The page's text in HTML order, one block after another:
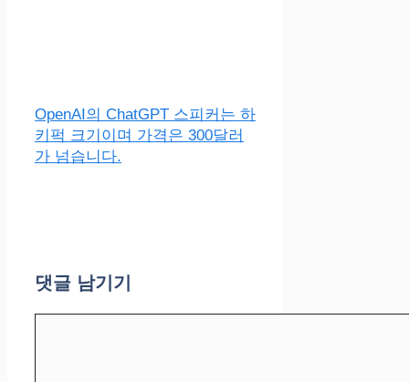
OpenAI의 ChatGPT 스피커는 하
키퍽 크기이며 가격은 300달러
가 넘습니다.
댓글 남기기